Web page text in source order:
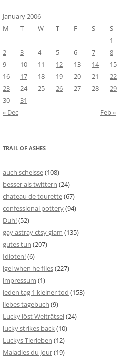
January 2006
M
T W T F S
S
1
2
3 4 5 6 7
8
9
10 11 12 13 14
15
16
17 18 19 20 21
22
23
24 25 26 27 28
29
30
31
« Dec
Feb »
TRAIL OF ASHES
auch scheisse(108)
besser als twittern (24)
chateau de tourette(67)
confessional pottery(94)
Duh!(52)
gay astray ctsy glam (135)
gutes tun (207)
Idioten!(6)
igel when he flies(227)
impressum (1)
jeden tag 1 kleiner tod (153)
liebes tagebuch (9)
Lucky löst Welträtsel(24)
lucky strikes back(10)
Luckys Tierleben (12)
Maladies du Jour(19)